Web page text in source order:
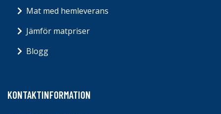
Mat med hemleverans
Jämför matpriser
Blogg
KONTAKTINFORMATION